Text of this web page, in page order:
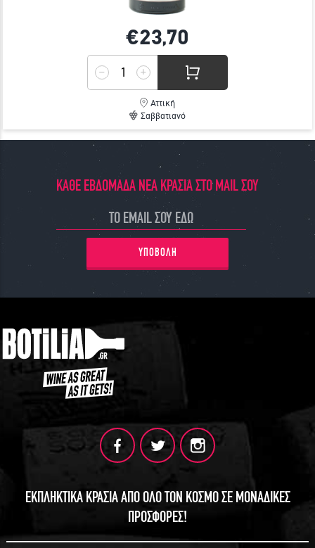
€23,70
Αττική
Σαββατιανό
ΚΑΘΕ ΕΒΔΟΜΑΔΑ ΝΕΑ ΚΡΑΣΙΑ ΣΤΟ MAIL ΣΟΥ
ΥΠΟΒΟΛΗ
ΕΚΠΛΗΚΤΙΚΑ ΚΡΑΣΙΑ ΑΠΟ ΟΛΟ ΤΟΝ ΚΟΣΜΟ ΣΕ ΜΟΝΑΔΙΚΕΣ
ΠΡΟΣΦΟΡΕΣ!